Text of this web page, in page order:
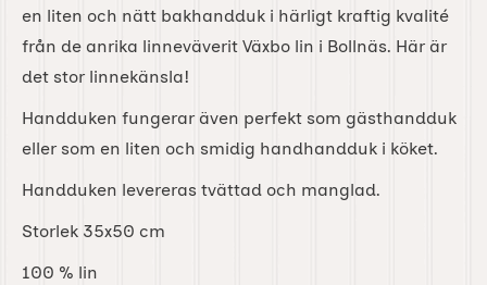
en liten och nätt bakhandduk i härligt kraftig kvalité
från de anrika linneväverit Växbo lin i Bollnäs. Här är
det stor linnekänsla!
Handduken fungerar även perfekt som gästhandduk
eller som en liten och smidig handhandduk i köket.
Handduken levereras tvättad och manglad.
Storlek 35x50 cm
100 % lin